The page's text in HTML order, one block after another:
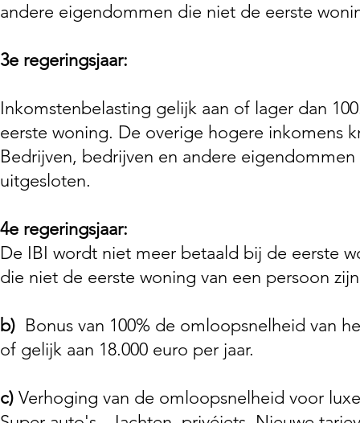
andere eigendommen die niet de eerste
3e regeringsjaar:
Inkomstenbelasting gelijk aan of lager dan
eerste woning. De overige hogere inkomens
Bedrijven, bedrijven en andere
uitgesloten.
4e regeringsjaar:
De IBI wordt niet meer betaald bij de eerste
die niet de eerste woning van een persoon
b) Bonus van 100% de omloopsnelheid van
of gelijk aan 18.000 euro per jaar.
c) Verhoging van de omloopsnelheid voor